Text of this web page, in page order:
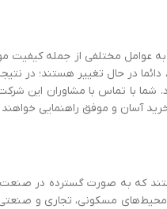
عوامل مختلفی از جمله کیفیت
در حال تغییر هستند؛ در
شما با تماس با مشاوران این
آسان و موفق راهنمایی خواهند
که به صورت گسترده در صنعت
محیط‌های مسکونی، تجاری و